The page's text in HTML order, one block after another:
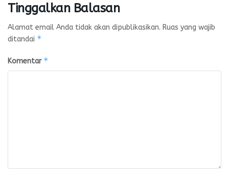
Tinggalkan Balasan
Alamat email Anda tidak akan dipublikasikan. Ruas yang wajib
ditandai *
Komentar *